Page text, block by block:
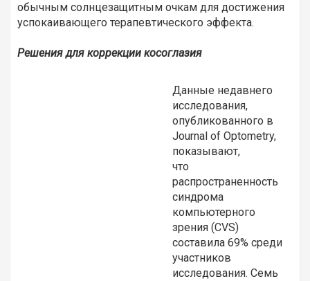
обычным солнцезащитным очкам для достижения
успокаивающего терапевтического эффекта.
Решения для коррекции косоглазия
Данные недавнего
исследования,
опубликованного в
Journal of Optometry,
показывают,
что
распространенность
синдрома
компьютерного
зрения (CVS)
составила 69% среди
участников
исследования. Семь